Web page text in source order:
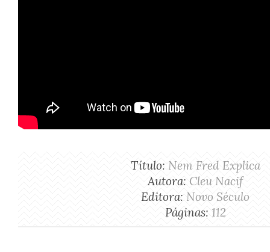
Título: Nem Fred Explica
Autora: Cleu Nacif
Editora: Novo Século
Páginas: 112